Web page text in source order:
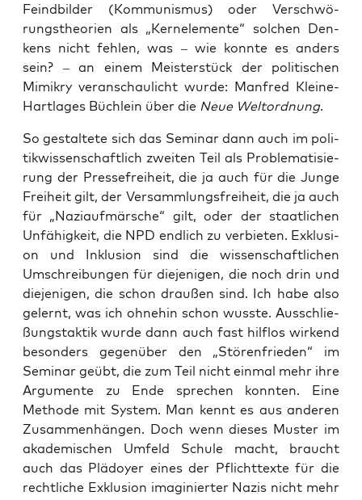
Feind­bil­der (Kom­mu­nis­mus) oder Ver­schwö­
rungs­theo­rien als „Kern­ele­men­te“ sol­chen Den­
kens nicht feh­len, was – wie konn­te es anders
sein? – an einem Meis­ter­stück der poli­ti­schen
Mimi­kry ver­an­schau­licht wur­de: Man­fred Klei­ne-
Hart­la­ges Büch­lein über die Neue Welt­ord­nung.
So gestal­te­te sich das Semi­nar dann auch im poli­
tik­wis­sen­schaft­lich zwei­ten Teil als Pro­ble­ma­ti­sie­
rung der Pres­se­frei­heit, die ja auch für die Jun­ge
Frei­heit gilt, der Ver­samm­lungs­frei­heit, die ja auch
für „Nazi­auf­mär­sche“ gilt, oder der staat­li­chen
Unfä­hig­keit, die NPD end­lich zu ver­bie­ten. Exklu­si­
on und Inklu­si­on sind die wis­sen­schaft­li­chen
Umschrei­bun­gen für die­je­ni­gen, die noch drin und
die­je­ni­gen, die schon drau­ßen sind. Ich habe also
gelernt, was ich ohne­hin schon wuss­te. Aus­schlie­
ßungs­tak­tik wur­de dann auch fast hilf­los wir­kend
beson­ders gegen­über den „Stö­ren­frie­den“ im
Semi­nar geübt, die zum Teil nicht ein­mal mehr ihre
Argu­men­te zu Ende spre­chen konn­ten. Eine
Metho­de mit Sys­tem. Man kennt es aus ande­ren
Zusam­men­hän­gen. Doch wenn die­ses Mus­ter im
aka­de­mi­schen Umfeld Schu­le macht, braucht
auch das Plä­doy­er eines der Pflicht­tex­te für die
recht­li­che Exklu­si­on ima­gi­nier­ter Nazis nicht mehr